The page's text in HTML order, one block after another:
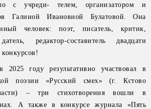
с учреди- телем, организатором и
Галиной Ивановной Булатовой. Она
человек: поэт, писатель, критик,
редактор-составитель двадцати
году результативно участвовал в
поэзии «Русский смех» (г. Кстово
– три стихотворения вошли в
А также в конкурсе журнала «Пять